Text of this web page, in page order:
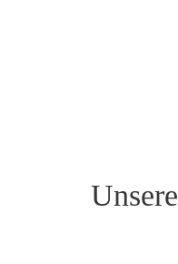
Unsere